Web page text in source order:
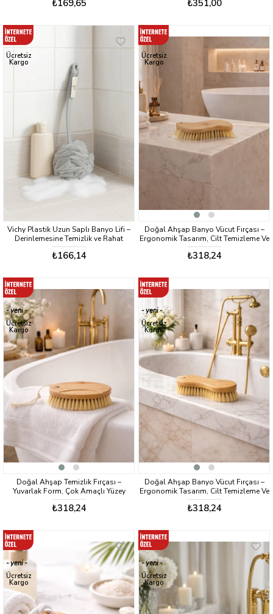
₺169,65 ₺351,00
Vichy Plastik Uzun Saplı Banyo Lifi –
Derinlemesine Temizlik ve Rahat
Kullanım VCH-6585
₺166,14
Ücretsiz
Kargo
Doğal Ahşap Banyo Vücut Fırçası –
Ergonomik Tasarım, Cilt Temizleme Ve
Masaj Fırçası VICHY-7056
₺318,24
Ücretsiz
Kargo
Doğal Ahşap Temizlik Fırçası –
Yuvarlak Form, Çok Amaçlı Yüzey
Temizleme Fırçası VICHY-7054
₺318,24
yeni
ürün
Ücretsiz
Kargo
Doğal Ahşap Banyo Vücut Fırçası –
Ergonomik Tasarım, Cilt Temizleme Ve
Masaj Fırçası VICHY-7057
₺318,24
yeni
ürün
Ücretsiz
Kargo
yeni
ürün
Ücretsiz
Kargo
yeni
ürün
Ücretsiz
Kargo